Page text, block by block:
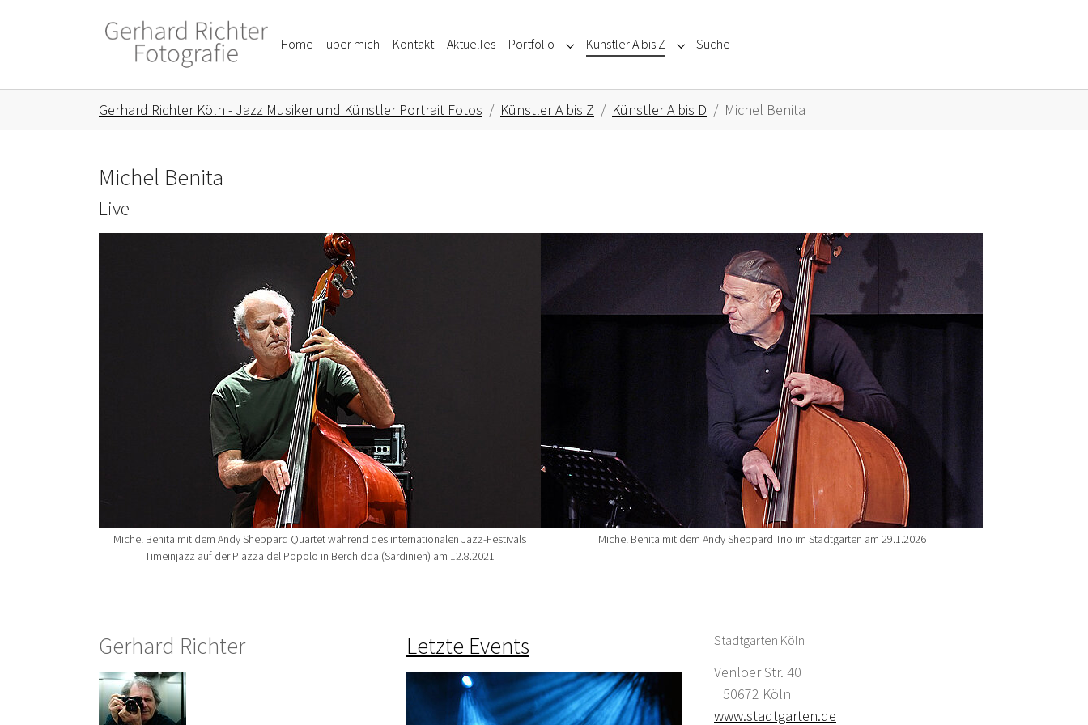
Home über mich Kontakt Aktuelles Portfolio Submenu for "Portfolio"
Künstler A bis Z Submenu for "Künstler A bis Z"
Suche
Gerhard Richter Köln - Jazz Musiker und Künstler Portrait Fotos Künstler A bis Z Künstler A bis D Michel Benita
Michel Benita
Live
Michel Benita mit dem Andy Sheppard Quartet während des internationalen Jazz-Festivals
Timeinjazz auf der Piazza del Popolo in Berchidda (Sardinien) am 12.8.2021
Show larger version for:
Michel Benita mit dem Andy Sheppard Trio im Stadtgarten am 29.1.2026
Gerhard Richter Letzte Events Stadtgarten Köln
Venloer Str. 40
50672 Köln
www.stadtgarten.de